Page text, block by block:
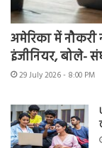
अमेरिका में नौकरी
इंजीनियर, बोले-
29 July 2026 - 8:00 PM